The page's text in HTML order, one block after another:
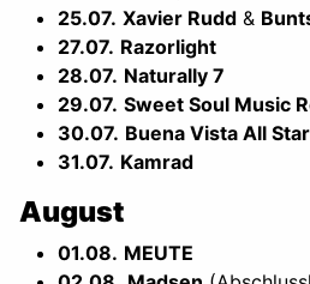
25.07. Xavier Rudd &
27.07. Razorlight
28.07. Naturally 7
29.07. Sweet Soul Music
30.07. Buena Vista All
31.07. Kamrad
August
01.08. MEUTE